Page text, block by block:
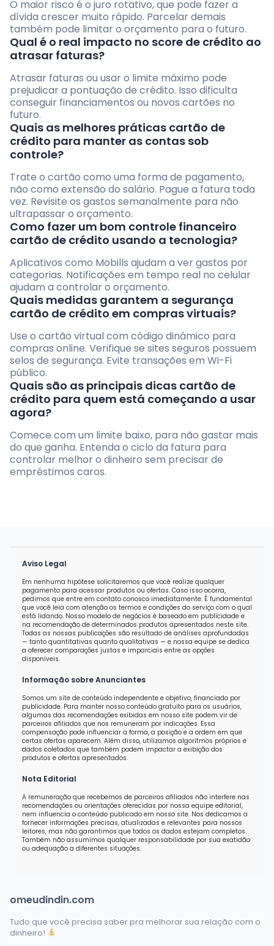
O maior risco é o juro rotativo, que pode fazer a
dívida crescer muito rápido. Parcelar demais
também pode limitar o orçamento para o futuro.
Qual é o real impacto no score de crédito ao
atrasar faturas?
Atrasar faturas ou usar o limite máximo pode
prejudicar a pontuação de crédito. Isso dificulta
conseguir financiamentos ou novos cartões no
futuro.
Quais as melhores práticas cartão de
crédito para manter as contas sob
controle?
Trate o cartão como uma forma de pagamento,
não como extensão do salário. Pague a fatura toda
vez. Revisite os gastos semanalmente para não
ultrapassar o orçamento.
Como fazer um bom controle financeiro
cartão de crédito usando a tecnologia?
Aplicativos como Mobills ajudam a ver gastos por
categorias. Notificações em tempo real no celular
ajudam a controlar o orçamento.
Quais medidas garantem a segurança
cartão de crédito em compras virtuais?
Use o cartão virtual com código dinâmico para
compras online. Verifique se sites seguros possuem
selos de segurança. Evite transações em Wi-Fi
público.
Quais são as principais dicas cartão de
crédito para quem está começando a usar
agora?
Comece com um limite baixo, para não gastar mais
do que ganha. Entenda o ciclo da fatura para
controlar melhor o dinheiro sem precisar de
empréstimos caros.
Aviso Legal
Em nenhuma hipótese solicitaremos que você realize qualquer
pagamento para acessar produtos ou ofertas. Caso isso ocorra,
pedimos que entre em contato conosco imediatamente. É fundamental
que você leia com atenção os termos e condições do serviço com o qual
está lidando. Nosso modelo de negócios é baseado em publicidade e
na recomendação de determinados produtos apresentados neste site.
Todas as nossas publicações são resultado de análises aprofundadas
— tanto quantitativas quanto qualitativas — e nossa equipe se dedica
a oferecer comparações justas e imparciais entre as opções
disponíveis.
Informação sobre Anunciantes
Somos um site de conteúdo independente e objetivo, financiado por
publicidade. Para manter nosso conteúdo gratuito para os usuários,
algumas das recomendações exibidas em nosso site podem vir de
parceiros afiliados que nos remuneram por indicações. Essa
compensação pode influenciar a forma, a posição e a ordem em que
certas ofertas aparecem. Além disso, utilizamos algoritmos próprios e
dados coletados que também podem impactar a exibição dos
produtos e ofertas apresentados.
Nota Editorial
A remuneração que recebemos de parceiros afiliados não interfere nas
recomendações ou orientações oferecidas por nossa equipe editorial,
nem influencia o conteúdo publicado em nosso site. Nos dedicamos a
fornecer informações precisas, atualizadas e relevantes para nossos
leitores, mas não garantimos que todos os dados estejam completos.
Também não assumimos qualquer responsabilidade por sua exatidão
ou adequação a diferentes situações.
omeudindin.com
Tudo que você precisa saber pra melhorar sua relação com o
dinheiro!